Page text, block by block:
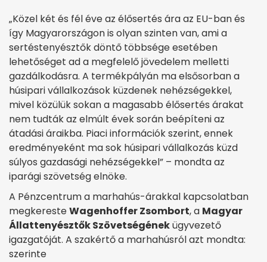
„Közel két és fél éve az élősertés ára az EU-ban és
így Magyarországon is olyan szinten van, ami a
sertéstenyésztők döntő többsége esetében
lehetőséget ad a megfelelő jövedelem melletti
gazdálkodásra. A termékpályán ma elsősorban a
húsipari vállalkozások küzdenek nehézségekkel,
mivel közülük sokan a magasabb élősertés árakat
nem tudták az elmúlt évek során beépíteni az
átadási áraikba. Piaci információk szerint, ennek
eredményeként ma sok húsipari vállalkozás küzd
súlyos gazdasági nehézségekkel” – mondta az
iparági szövetség elnöke.
A Pénzcentrum a marhahús-árakkal kapcsolatban
megkeresteWagenhoffer Zsombort, a Magyar
Állattenyésztők Szövetségénekügyvezető
igazgatóját. A szakértő a marhahúsról azt mondta:
szerinte